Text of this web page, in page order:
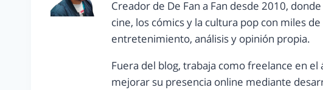
Creador de De Fan a Fan desde 2010,
cine, los cómics y la cultura pop con miles
entretenimiento, análisis y opinión propia.
Fuera del blog, trabaja como freelance en
mejorar su presencia online mediante